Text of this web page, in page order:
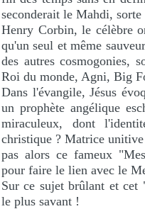
seconderait le Mahdi,
Henry Corbin, le célèbre
qu'un seul et même
des autres cosmogonies,
Roi du monde, Agni, Big
Dans l'évangile, Jésus
un prophète angélique
miraculeux, dont
christique ? Matrice
pas alors ce fameux
pour faire le lien avec le
Sur ce sujet brûlant et
le plus savant !